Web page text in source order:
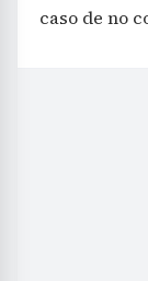
caso de no